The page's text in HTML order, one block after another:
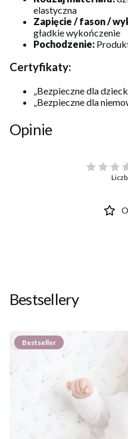
elastyczna
Zapięcie / fason /
gładkie wykończenie
Pochodzenie:
Certyfikaty:
„Bezpieczne dla
„Bezpieczne dla
Opinie
Bestsellery
Bestseller